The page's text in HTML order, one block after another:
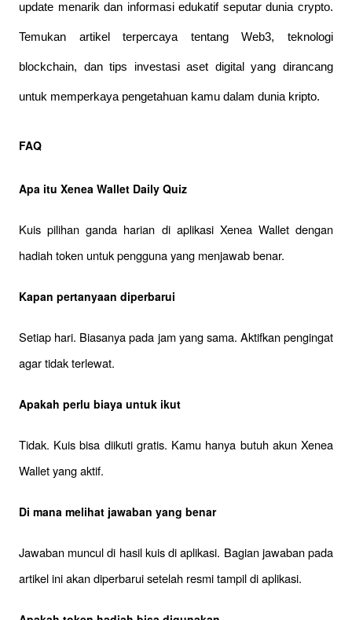
update menarik dan informasi edukatif seputar dunia crypto.
Temukan artikel terpercaya tentang Web3, teknologi
blockchain, dan tips investasi aset digital yang dirancang
untuk memperkaya pengetahuan kamu dalam dunia kripto.
FAQ
Apa itu Xenea Wallet Daily Quiz
Kuis pilihan ganda harian di aplikasi Xenea Wallet dengan
hadiah token untuk pengguna yang menjawab benar.
Kapan pertanyaan diperbarui
Setiap hari. Biasanya pada jam yang sama. Aktifkan pengingat
agar tidak terlewat.
Apakah perlu biaya untuk ikut
Tidak. Kuis bisa diikuti gratis. Kamu hanya butuh akun Xenea
Wallet yang aktif.
Di mana melihat jawaban yang benar
Jawaban muncul di hasil kuis di aplikasi. Bagian jawaban pada
artikel ini akan diperbarui setelah resmi tampil di aplikasi.